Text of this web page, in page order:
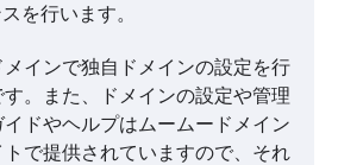
を行います。
インで独自ドメインの設定を行
。また、ドメインの設定や管理
ドやヘルプはムームードメイン
で提供されていますので、それ